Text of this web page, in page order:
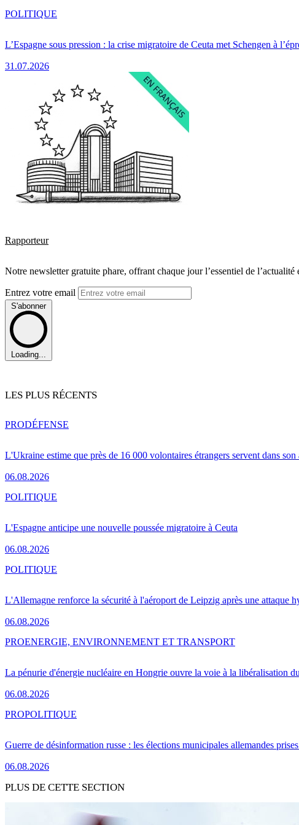
L’Espagne sous pression : la crise migratoire de Ceuta met Schengen à
31.07.2026
POLITIQUE
Rapporteur
Notre newsletter gratuite phare, offrant chaque jour l’essentiel de
Entrez votre email
S'abonner
Loading...
LES PLUS RÉCENTS
L'Ukraine estime que près de 16 000 volontaires étrangers servent dans son
06.08.2026
PRODÉFENSE
L'Espagne anticipe une nouvelle poussée migratoire à Ceuta
06.08.2026
POLITIQUE
L'Allemagne renforce la sécurité à l'aéroport de Leipzig après une attaque
06.08.2026
POLITIQUE
La pénurie d'énergie nucléaire en Hongrie ouvre la voie à la libéralisation
06.08.2026
PROENERGIE, ENVIRONNEMENT ET TRANSPORT
Guerre de désinformation russe : les élections municipales allemandes
06.08.2026
PROPOLITIQUE
PLUS DE CETTE SECTION